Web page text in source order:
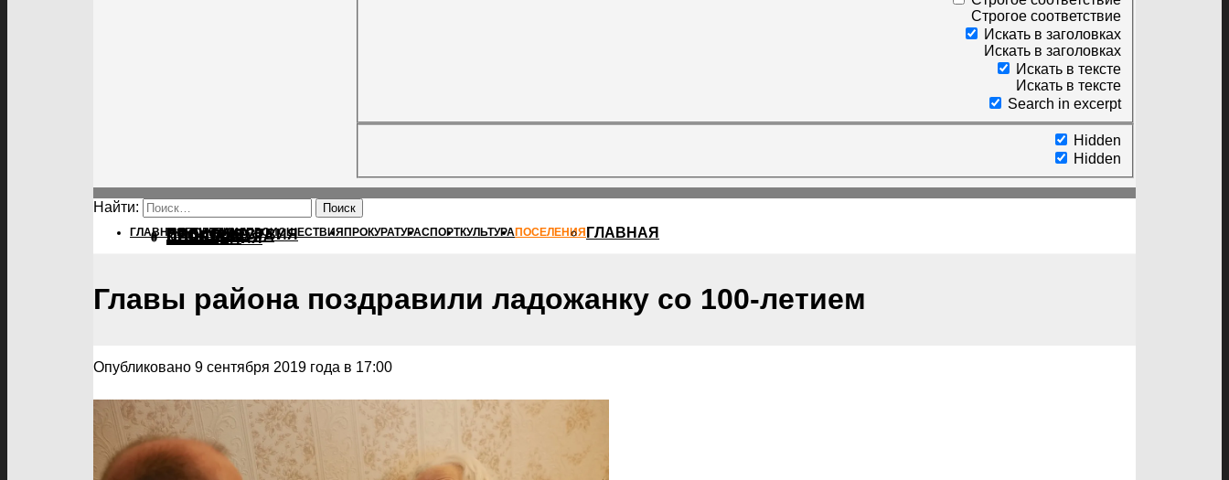
Строгое соответствие
Искать в заголовках
Искать в заголовках
Искать в тексте
Искать в тексте
Search in excerpt
Hidden
Hidden
Найти:
ГЛАВНАЯПОЛИТИКАПРОИСШЕСТВИЯ ПРОКУРАТУРАСПОРТКУЛЬТУРАПОСЕЛЕНИЯ ГЛАВНАЯ
ПОЛИТИКА
ПРОИСШЕСТВИЯ
ПРОКУРАТУРА
СПОРТ
КУЛЬТУРА
ПОСЕЛЕНИЯ
Главы района поздравили ладожанку со 100-летием
Опубликовано 9 сентября 2019 года в 17:00